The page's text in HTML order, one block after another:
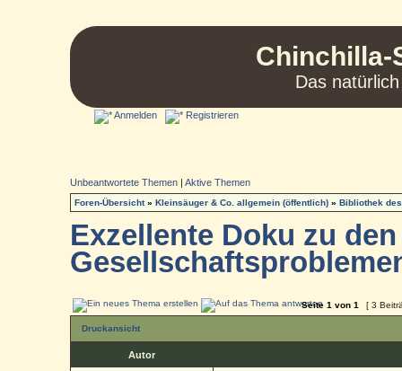
Chinchilla-
Das
Anmelden Registrieren
Unbeantwortete Themen |Aktive Themen
Foren-Übersicht»Kleinsäuger & Co. allgemein (öffentlich) »Bibliothek
Exzellente Doku zu
Seite1 von1 [ 3
Druckansicht
Autor